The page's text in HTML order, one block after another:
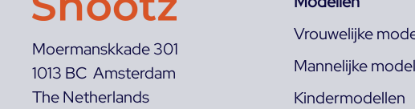
Moermanskkade 301
1013 BC Amsterdam
The Netherlands
Vrouwelijke
Mannelijke
Kindermodellen